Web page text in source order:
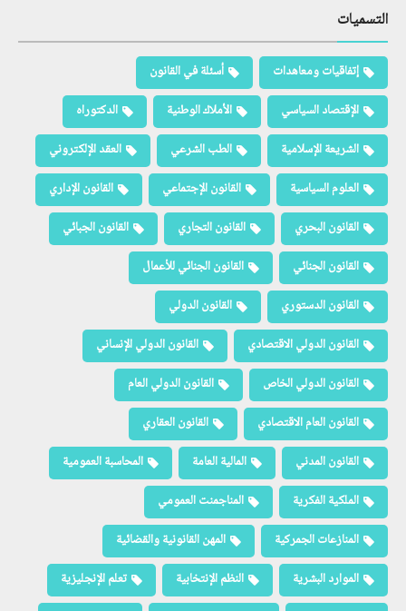
التسميات
إتفاقيات ومعاهدات
أسئلة في القانون
الإقتصاد السياسي
الأملاك الوطنية
الدكتوراه
الشريعة الإسلامية
الطب الشرعي
العقد الإلكتروني
العلوم السياسية
القانون الإجتماعي
القانون الإداري
القانون البحري
القانون التجاري
القانون الجبائي
القانون الجنائي
القانون الجنائي للأعمال
القانون الدستوري
القانون الدولي
القانون الدولي الاقتصادي
القانون الدولي الإنساني
القانون الدولي الخاص
القانون الدولي العام
القانون العام الاقتصادي
القانون العقاري
القانون المدني
المالية العامة
المحاسبة العمومية
الملكية الفكرية
المناجمنت العمومي
المنازعات الجمركية
المهن القانونية والقضائية
الموارد البشرية
النظم الإنتخابية
تعلم الإنجليزية